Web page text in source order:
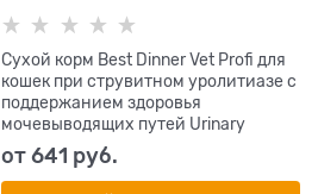
Сухой корм Best Dinner Vet Profi для
кошек при струвитном уролитиазе с
поддержанием здоровья
мочевыводящих путей Urinary
от641 руб.